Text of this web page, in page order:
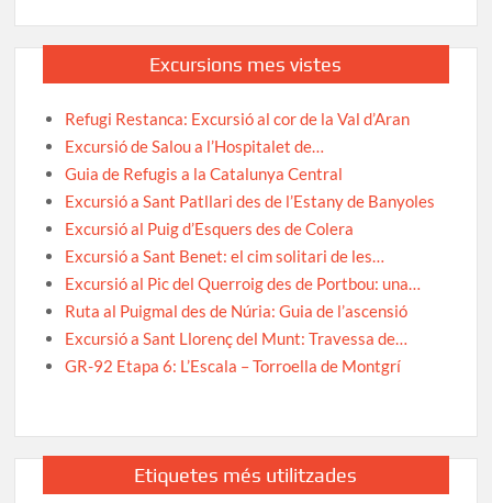
Excursions mes vistes
Refugi Restanca: Excursió al cor de la Val d’Aran
Excursió de Salou a l’Hospitalet de…
Guia de Refugis a la Catalunya Central
Excursió a Sant Patllari des de l’Estany de Banyoles
Excursió al Puig d’Esquers des de Colera
Excursió a Sant Benet: el cim solitari de les…
Excursió al Pic del Querroig des de Portbou: una…
Ruta al Puigmal des de Núria: Guia de l’ascensió
Excursió a Sant Llorenç del Munt: Travessa de…
GR-92 Etapa 6: L’Escala – Torroella de Montgrí
Etiquetes més utilitzades